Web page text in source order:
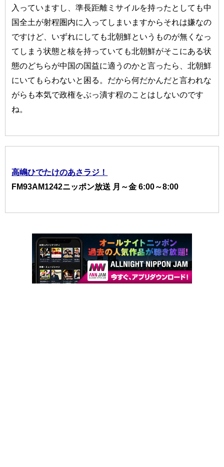
入っていますし、準長距離ミサイルを持ったとしても中
国全土が射程圏内に入ってしまいますからそれは嫌なの
ですけど、いずれにしても北朝鮮というものが無くなっ
てしまう状態と核を持っていても北朝鮮がそこにある状
態のどちらが中国の国益に適うのかと言ったら、北朝鮮
にいてもらわないと困る。だから何だかんだと言われな
がらも本気で政権をぶっ潰す程のことはしないのです
ね。
高嶋ひでたけのあさラジ！
FM93AM1242ニッポン放送 月～金 6:00～8:00